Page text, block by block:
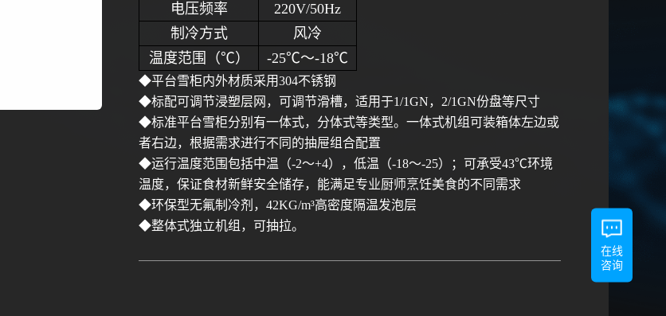
电压频率
220V/50Hz
制冷方式
风冷
温度范围（℃） -25℃～-18℃
◆平台雪柜内外材质采用304不锈钢
◆标配可调节浸塑层网，可调节滑槽，适用于1/1GN，2/1GN份盘等尺寸
◆标准平台雪柜分别有一体式，分体式等类型。一体式机组可装箱体左边或
者右边，根据需求进行不同的抽屉组合配置
◆运行温度范围包括中温（-2～+4），低温（-18～-25）；可承受43℃环境
温度，保证食材新鲜安全储存，能满足专业厨师烹饪美食的不同需求
◆环保型无氟制冷剂，42KG/m³高密度隔温发泡层
◆整体式独立机组，可抽拉。
在线
咨询